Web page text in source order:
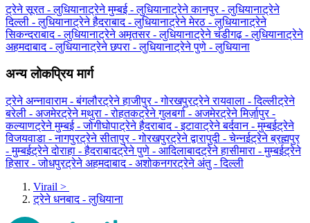
ट्रेने सूरत - लुधियानाट्रेने मुम्बई - लुधियानाट्रेने कानपुर - लुधियानाट्रेने
दिल्ली - लुधियानाट्रेने हैदराबाद - लुधियानाट्रेने मेरठ - लुधियानाट्रेने
सिकन्दराबाद - लुधियानाट्रेने अमृतसर - लुधियानाट्रेने चंडीगढ़ - लुधियानाट्रेने
अहमदाबाद - लुधियानाट्रेने छपरा - लुधियानाट्रेने पुणे - लुधियाना
अन्य लोकप्रिय मार्ग
ट्रेने अन्नावाराम - बंगलौरट्रेने हाजीपुर - गोरखपुरट्रेने रायवाला - दिल्लीट्रेने
बरेली - अजमेरट्रेने मथुरा - रोहतकट्रेने गुलबर्गा - अजमेरट्रेने मिर्ज़ापुर -
कल्याणट्रेने मुम्बई - जोगीघोपाट्रेने हैदराबाद - इटावाट्रेने बर्दवान - मुम्बईट्रेने
विजयवाडा - नागपुरट्रेने सीतापुर - गोरखपुरट्रेने द्वारापुदी - चेन्नईट्रेने ब्रह्मपुर
- मुम्बईट्रेने दोराहा - हैदराबादट्रेने पुणे - आदिलाबादट्रेने हासीमारा - मुम्बईट्रेने
हिसार - जोधपुरट्रेने अहमदाबाद - अशोकनगरट्रेने अंतु - दिल्ली
Virail >
ट्रेने धनबाद - लुधियाना